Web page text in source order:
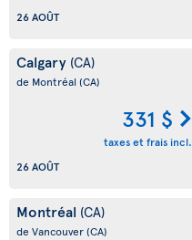
26 AOÛT
Calgary (CA)
de Montréal (CA)
331 $
taxes et frais incl.
26 AOÛT
Montréal (CA)
de Vancouver(CA)